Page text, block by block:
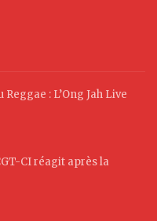
: L’Ong Jah Live
CI réagit après la